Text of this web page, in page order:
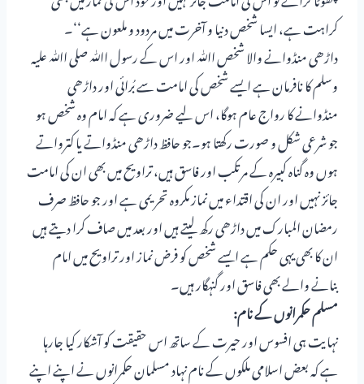
کراہت ہے، ایسا شخص دنیا و آخرت میں مردود و ملعون ہے‘‘۔
داڑھی منڈوانے والا شخص اﷲ اور اس کے رسول اﷲ صلی اﷲ علیہ
وسلم کا نافرمان ہے ایسے شخص کی امامت سے بُرائی اور داڑھی
منڈوانے کا رواج عام ہوگا، اس لیے ضروری ہے کہ امام وہ شخص ہو
جو شرعی شکل و صورت رکھتا ہو۔جو حافظ داڑھی منڈواتے یا کترواتے
ہوں وہ گناہ کبیرہ کے مرتکب اور فاسق ہیں، تراویح میں بھی ان کی امامت
جائز نہیں اور ان کی اقتداء میں نماز مکروہ تحریمی ہے اور جو حافظ صرف
رمضان المبارک میں داڑھی رکھ لیتے ہیں اور بعد میں صاف کرا دیتے ہیں
ان کا بھی یہی حکم ہے ایسے شخص کو فرض نماز اور تراویح میں امام
بنانے والے بھی فاسق اور گنہگار ہیں۔
مسلم حکمرانوں کے نام:
نہایت ہی افسوس اور حیرت کے ساتھ اس حقیقت کو آشکار کیا جارہا
ہے کہ بعض اسلامی ملکوں کے نام نہاد مسلمان حکمرانوں نے اپنے اپنے